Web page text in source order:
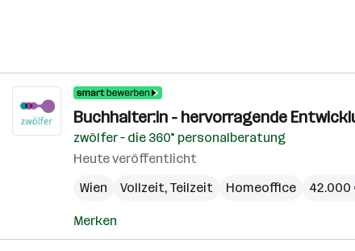
Buchhalter:in - hervorragende
zwölfer – die 360° personalberatung
Heute veröffentlicht
Wien
Vollzeit, Teilzeit Homeoffice 42.000
Merken